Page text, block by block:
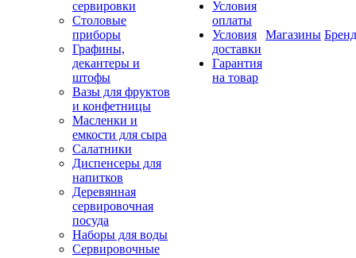
сервировки
Столовые
приборы
Графины,
декантеры и
штофы
Вазы для фруктов
и конфетницы
Масленки и
емкости для сыра
Салатники
Диспенсеры для
напитков
Деревянная
сервировочная
посуда
Наборы для воды
Сервировочные
Условия
оплаты
Условия
доставки
Гарантия
на товар
Магазины